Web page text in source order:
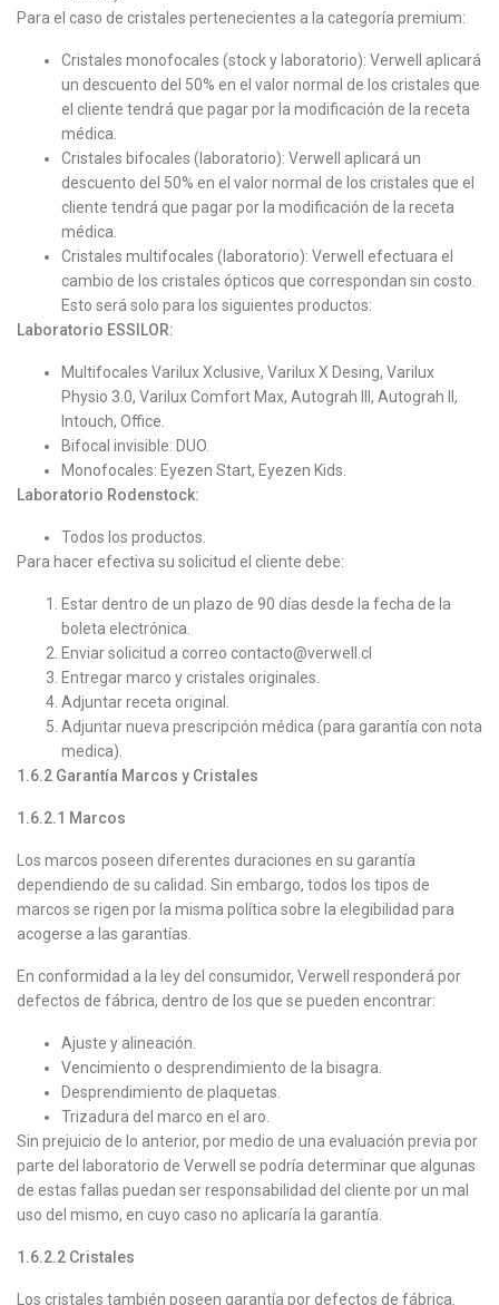
Para el caso de cristales pertenecientes a la categoría premium:
Cristales monofocales (stock y laboratorio): Verwell aplicará
un descuento del 50% en el valor normal de los cristales que
el cliente tendrá que pagar por la modificación de la receta
médica.
Cristales bifocales (laboratorio): Verwell aplicará un
descuento del 50% en el valor normal de los cristales que el
cliente tendrá que pagar por la modificación de la receta
médica.
Cristales multifocales (laboratorio): Verwell efectuara el
cambio de los cristales ópticos que correspondan sin costo.
Esto será solo para los siguientes productos:
Laboratorio ESSILOR:
Multifocales Varilux Xclusive, Varilux X Desing, Varilux
Physio 3.0, Varilux Comfort Max, Autograh lll, Autograh ll,
Intouch, Office.
Bifocal invisible: DUO.
Monofocales: Eyezen Start, Eyezen Kids.
Laboratorio Rodenstock:
Todos los productos.
Para hacer efectiva su solicitud el cliente debe:
Estar dentro de un plazo de 90 días desde la fecha de la
boleta electrónica.
Enviar solicitud a correo contacto@verwell.cl
Entregar marco y cristales originales.
Adjuntar receta original.
Adjuntar nueva prescripción médica (para garantía con nota
medica).
1.6.2 Garantía Marcos y Cristales
1.6.2.1 Marcos
Los marcos poseen diferentes duraciones en su garantía
dependiendo de su calidad. Sin embargo, todos los tipos de
marcos se rigen por la misma política sobre la elegibilidad para
acogerse a las garantías.
En conformidad a la ley del consumidor, Verwell responderá por
defectos de fábrica, dentro de los que se pueden encontrar:
Ajuste y alineación.
Vencimiento o desprendimiento de la bisagra.
Desprendimiento de plaquetas.
Trizadura del marco en el aro.
Sin prejuicio de lo anterior, por medio de una evaluación previa por
parte del laboratorio de Verwell se podría determinar que algunas
de estas fallas puedan ser responsabilidad del cliente por un mal
uso del mismo, en cuyo caso no aplicaría la garantía.
1.6.2.2 Cristales
Los cristales también poseen garantía por defectos de fábrica.